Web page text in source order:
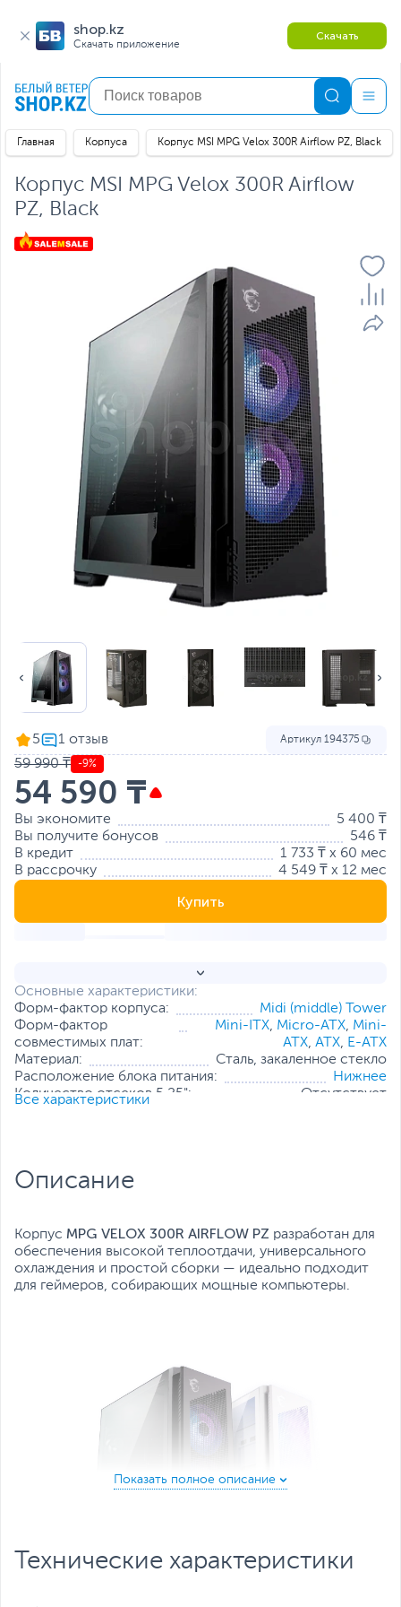
shop.kz
Скачать приложение
Скачать
Главная Корпуса Корпус MSI MPG Velox 300R Airflow PZ, Black
Корпус MSI MPG Velox 300R Airflow
PZ, Black
Основные характеристики:
Форм-фактор корпуса:
Midi (middle) Tower
Форм-фактор
совместимых плат:
Mini-ITX, Micro-ATX, Mini-
ATX, ATX, E-ATX
Материал:
Сталь, закаленное стекло
Расположение блока питания:
Нижнее
Количество отсеков 5.25":
Отсутствует
кулера, мм:
Все характеристики
5 Артикул 194375
59 990 ₸ -9%
54 590 ₸
Вы экономите
5 400 ₸
Вы получите бонусов
546 ₸
В кредит
1 733 ₸ x 60 мес
В рассрочку
4 549 ₸ x 12 мес
Купить
Описание
Корпус MPG VELOX 300R AIRFLOW PZ разработан для
обеспечения высокой теплоотдачи, универсального
охлаждения и простой сборки — идеально подходит
для геймеров, собирающих мощные компьютеры.
Технические характеристики